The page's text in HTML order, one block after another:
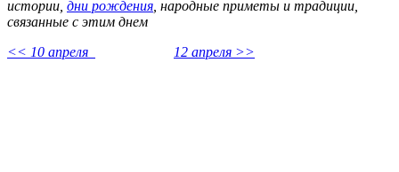
истории, дни рождения , народные приметы и традиции,
связанные с этим днем
<< 10 апреля
12 апреля >>